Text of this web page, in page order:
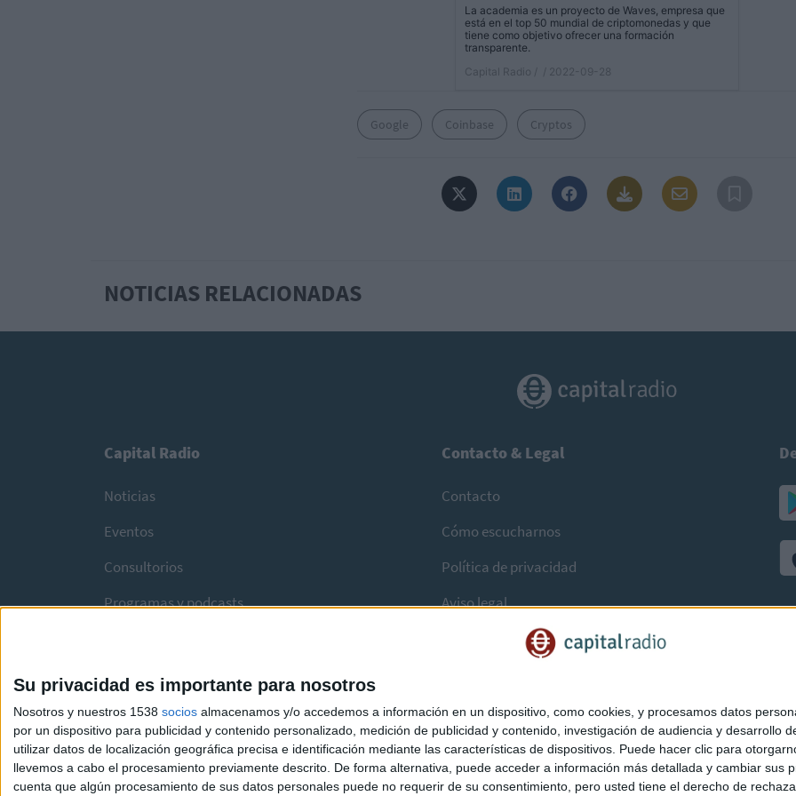
Su privacidad es importante para nosotros
Nosotros y nuestros 1538 socios almacenamos y/o accedemos a información en un dispositivo, como cookies, y procesamos datos
por un dispositivo para publicidad y contenido personalizado, medición de publicidad y contenido, investigación de audiencia y desarrollo
utilizar datos de localización geográfica precisa e identificación mediante las características de dispositivos. Puede hacer clic para
llevemos a cabo el procesamiento previamente descrito. De forma alternativa, puede acceder a información más detallada y cambiar sus
cuenta que algún procesamiento de sus datos personales puede no requerir de su consentimiento, pero usted tiene el derecho de
La academia es un proyecto de Waves, empresa que
está en el top 50 mundial de criptomonedas y que
tiene como objetivo ofrecer una formación
transparente.
Capital Radio /
/ 2022-09-28
Google Coinbase Cryptos
NOTICIAS RELACIONADAS
Capital Radio
Noticias
Eventos
Consultorios
Programas y podcasts
Contacto & Legal
Contacto
Cómo escucharnos
Política de privacidad
Aviso legal